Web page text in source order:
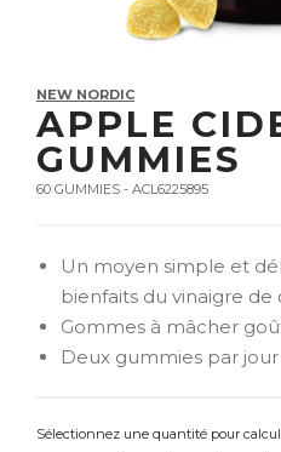
NEW NORDIC
APPLE
GUMMIES
60 GUMMIES - ACL6225895
Un moyen simple et
bienfaits du vinaigre
Gommes à mâcher
Deux gummies par jour
Sélectionnez une quantité pour